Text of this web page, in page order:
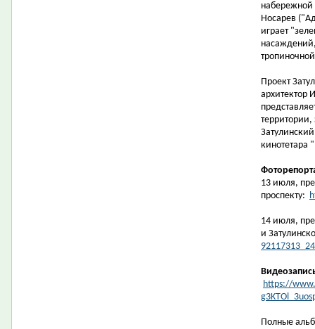
набережной
Носарев
играет
Проект
архитектор
кинотетара
13 июля,
проспекту:
14 июля,
и
https://
Полные